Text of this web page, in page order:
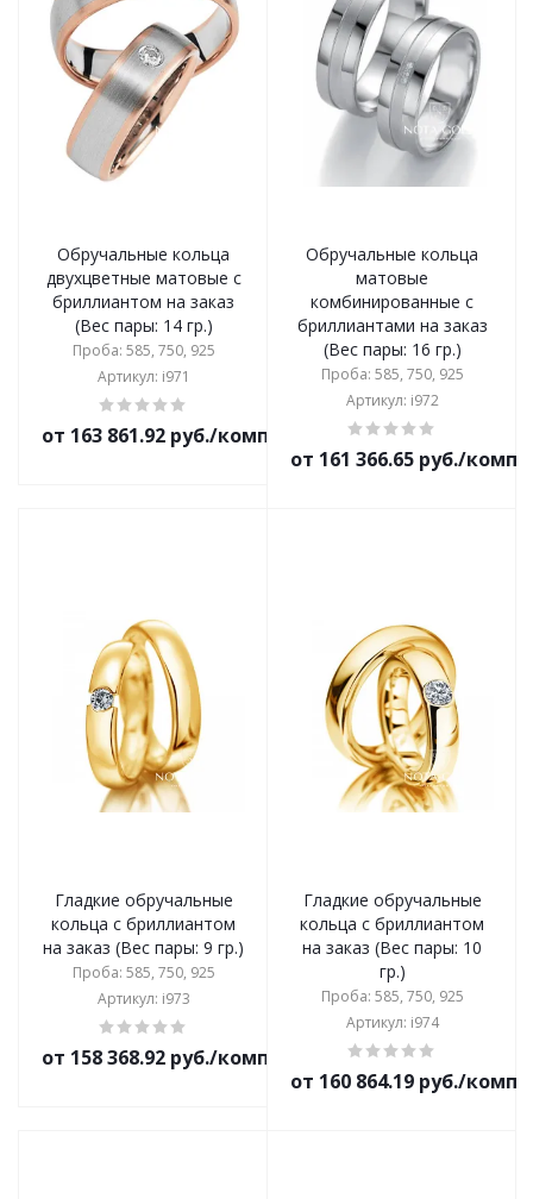
Обручальные кольца
двухцветные матовые с
бриллиантом на заказ
(Вес пары: 14 гр.)
Проба: 585, 750, 925
Артикул: i971
от 163 861.92 руб./комплект
Обручальные кольца
матовые
комбинированные с
бриллиантами на заказ
(Вес пары: 16 гр.)
Проба: 585, 750, 925
Артикул: i972
от 161 366.65 руб./
Гладкие обручальные
кольца с бриллиантом
на заказ (Вес пары: 9 гр.)
Проба: 585, 750, 925
Артикул: i973
от 158 368.92 руб./комплект
Гладкие обручальные
кольца с бриллиантом
на заказ (Вес пары: 10
гр.)
Проба: 585, 750, 925
Артикул: i974
от 160 864.19 руб./